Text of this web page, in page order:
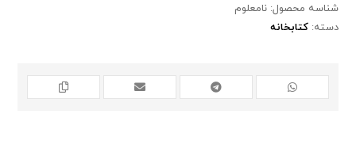
شناسه محصول:نامعلوم
دسته:کتابخانه